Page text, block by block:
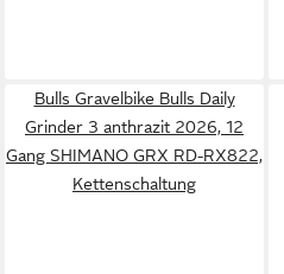
Bulls Gravelbike Bulls Daily
Grinder 3 anthrazit 2026, 12
Gang SHIMANO GRX RD-RX822,
Kettenschaltung